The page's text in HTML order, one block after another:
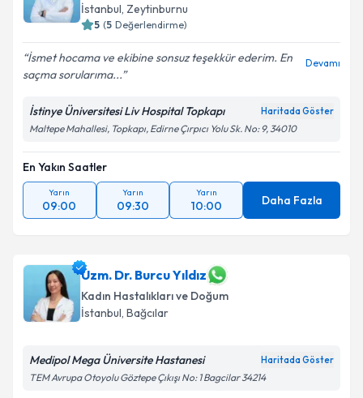
İstanbul, Zeytinburnu
5 (5 Değerlendirme)
İsmet hocama ve ekibine sonsuz teşekkür ederim. En
saçma sorularıma...
Devamı
İstinye Üniversitesi Liv Hospital Topkapı Haritada Göster
Maltepe Mahallesi, Topkapı, Edirne Çırpıcı Yolu Sk. No: 9, 34010
En Yakın Saatler
Yarın
09:00
Yarın
09:30
Yarın
10:00 Daha Fazla
Uzm. Dr. Burcu Yıldız
Kadın Hastalıkları ve Doğum
İstanbul, Bağcılar
Medipol Mega Üniversite Hastanesi Haritada Göster
TEM Avrupa Otoyolu Göztepe Çıkışı No: 1 Bagcilar 34214